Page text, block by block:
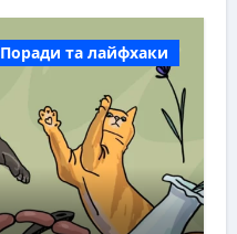
Поради та лайфхаки